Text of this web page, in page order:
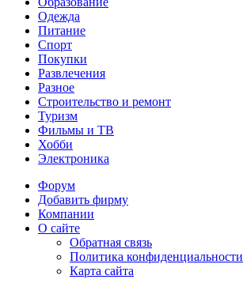
Одежда
Питание
Спорт
Покупки
Развлечения
Разное
Строительство и ремонт
Туризм
Фильмы и ТВ
Хобби
Электроника
Форум
Добавить фирму
Компании
О сайте
Обратная связь
Политика конфиденциальности
Карта сайта